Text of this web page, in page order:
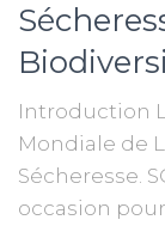
Introduction
Mondiale de
Sécheresse.
occasion